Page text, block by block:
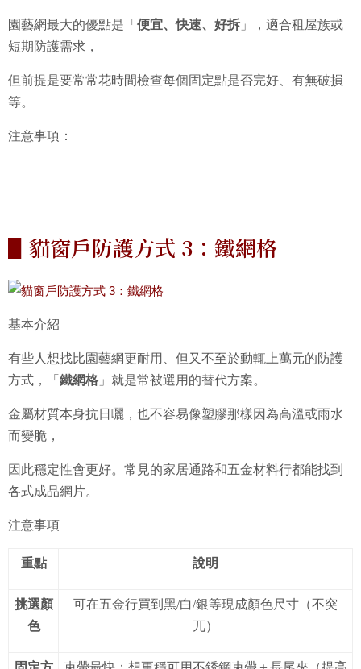
園藝網最大的優點是「 便宜、快速、好拆 」，適合租屋族或
短期防護需求，
但前提是要常常花時間檢查每個固定點是否完好、有無破損
等。
注意事項：
▋貓窗戶防護方式 3：鐵網格
基本介紹
有些人想找比園藝網更耐用、但又不至於動輒上萬元的防護
方式，「 鐵網格 」就是常被選用的替代方案。
金屬材質本身抗日曬，也不容易像塑膠那樣因為高溫或雨水
而變脆，
因此穩定性會更好。常見的家居通路和五金材料行都能找到
各式成品網片。
注意事項
重點 說明
挑選顏
色
可在五金行買到黑/白/銀等現成顏色尺寸（不突
兀）